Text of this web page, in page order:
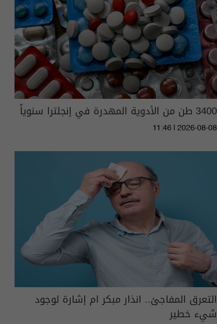
3400 طن من الأدوية المهدرة في إنجلترا سنوياً
11:46 | 2026-08-08
التعرق المفاجئ.. انذار مبكر ام إشارة لوجود
شيء خطير